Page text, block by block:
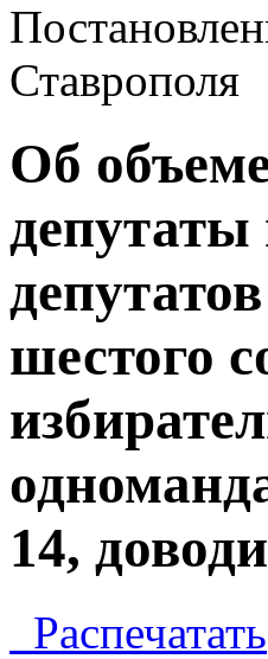
Ставрополя
Об
шестого
14,
Распечатать